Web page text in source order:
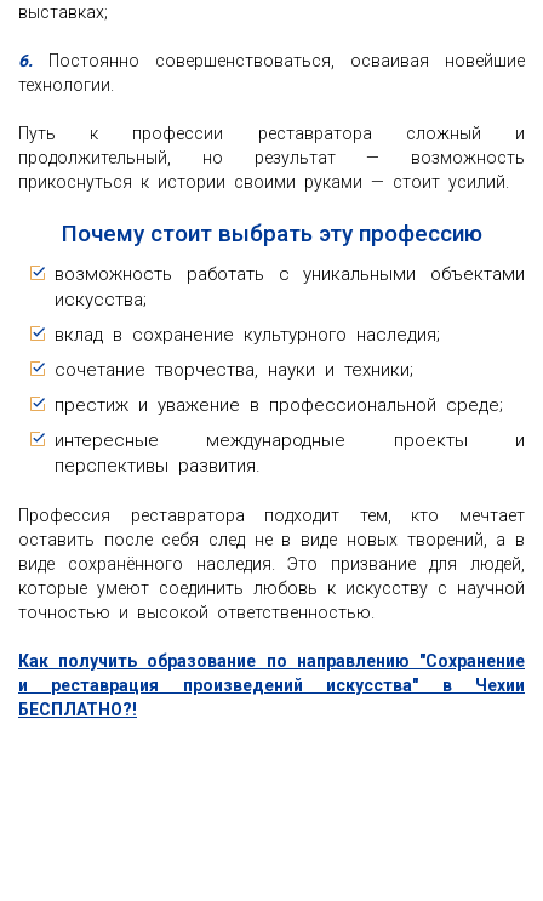
выставках;
6. Постоянно совершенствоваться, осваивая новейшие
технологии.
Путь к профессии реставратора сложный и
продолжительный, но результат — возможность
прикоснуться к истории своими руками — стоит усилий.
Почему стоит выбрать эту профессию
возможность работать с уникальными объектами
искусства;
вклад в сохранение культурного наследия;
сочетание творчества, науки и техники;
престиж и уважение в профессиональной среде;
интересные международные проекты и
перспективы развития.
Профессия реставратора подходит тем, кто мечтает
оставить после себя след не в виде новых творений, а в
виде сохранённого наследия. Это призвание для людей,
которые умеют соединить любовь к искусству с научной
точностью и высокой ответственностью.
Как получить образование по направлению "Сохранение
и реставрация произведений искусства" в Чехии
БЕСПЛАТНО?!